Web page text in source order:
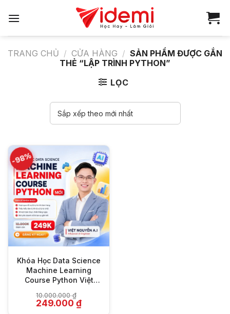
qua
TRANG CHỦ / CỬA HÀNG / SẢN PHẨM ĐƯỢC GẮN
THẺ “LẬP TRÌNH PYTHON”
LỌC
-98%
Khóa Học Data Science
Machine Learning
Course Python Việt
10.000.000₫
Giá
gốc
249.000₫Giá